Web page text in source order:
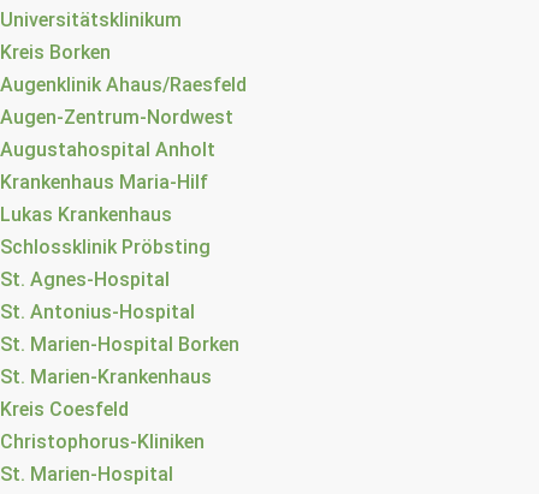
Universitätsklinikum
Kreis Borken
Augenklinik Ahaus/Raesfeld
Augen-Zentrum-Nordwest
Augustahospital Anholt
Krankenhaus Maria-Hilf
Lukas Krankenhaus
Schlossklinik Pröbsting
St. Agnes-Hospital
St. Antonius-Hospital
St. Marien-Hospital Borken
St. Marien-Krankenhaus
Kreis Coesfeld
Christophorus-Kliniken
St. Marien-Hospital